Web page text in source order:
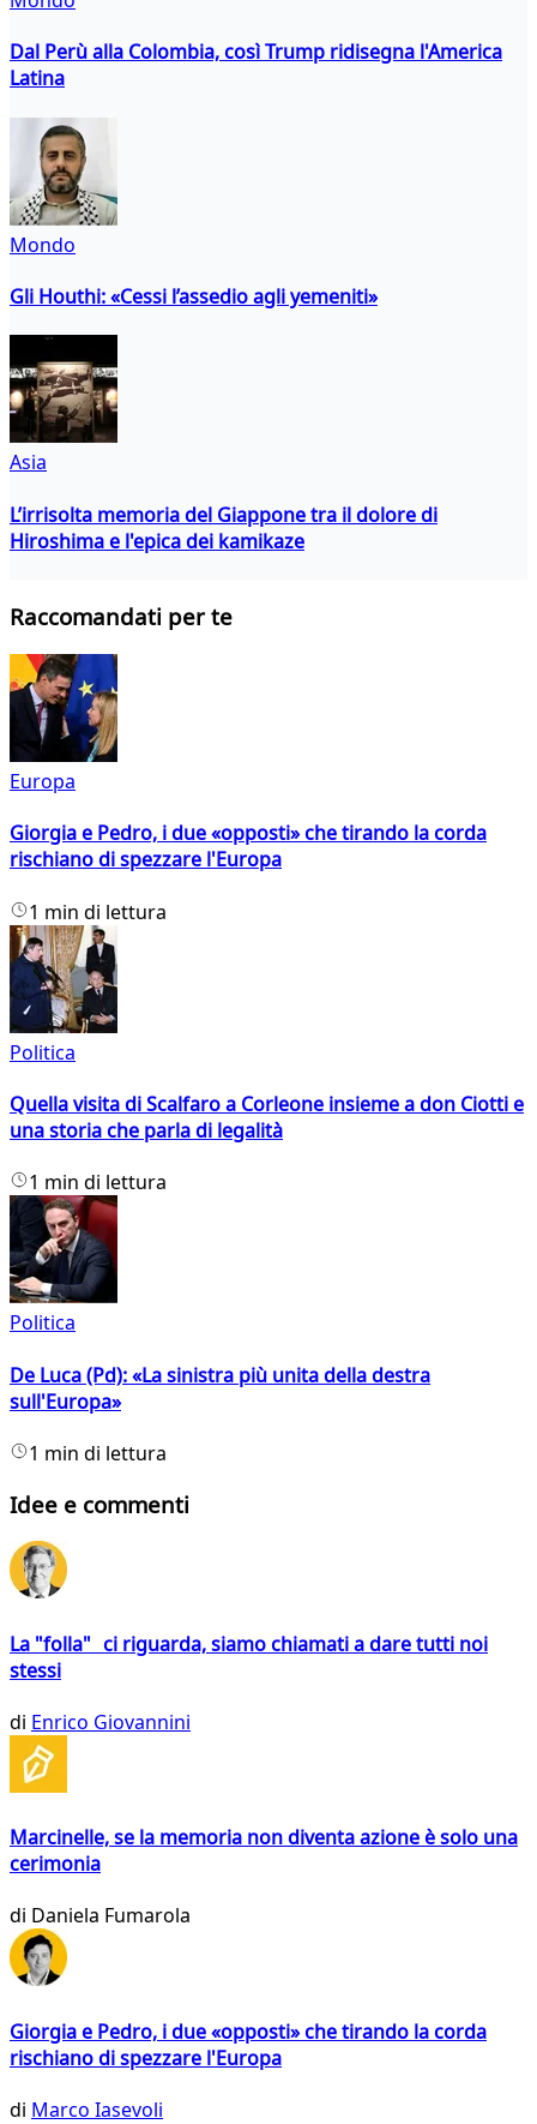
Dal Perù alla Colombia, così Trump ridisegna l'America
Latina
Mondo
Gli Houthi: «Cessi l’assedio agli yemeniti»
Asia
L’irrisolta memoria del Giappone tra il dolore di
Hiroshima e l'epica dei kamikaze
Raccomandati per te
Europa
Giorgia e Pedro, i due «opposti» che tirando la corda
rischiano di spezzare l'Europa
1 min di lettura
Politica
Quella visita di Scalfaro a Corleone insieme a don Ciotti e
una storia che parla di legalità
1 min di lettura
Politica
De Luca (Pd): «La sinistra più unita della destra
sull'Europa»
1 min di lettura
Idee e commenti
La "folla" ci riguarda, siamo chiamati a dare tutti noi
stessi
di Enrico Giovannini
Marcinelle, se la memoria non diventa azione è solo una
cerimonia
di Daniela Fumarola
Giorgia e Pedro, i due «opposti» che tirando la corda
rischiano di spezzare l'Europa
di Marco Iasevoli